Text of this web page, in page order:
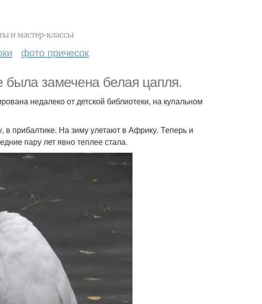
и мастер-классы
фото причесок
была замечена белая цапля.
недалеко от детской библиотеки, на купальном
прибалтике. На зиму улетают в Африку. Теперь и
пару лет явно теплее стала.